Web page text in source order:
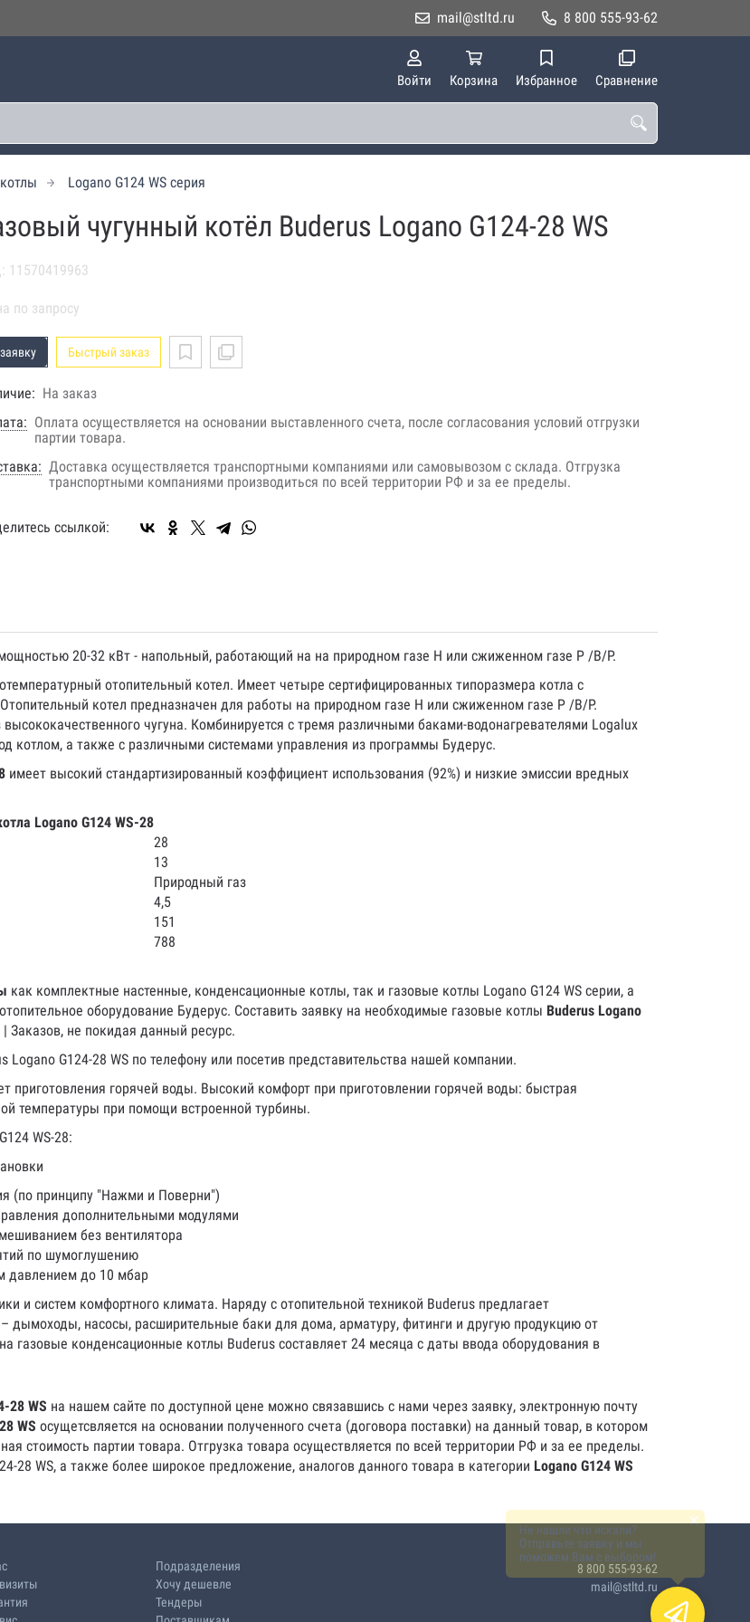
8 800 555-93-62
mail@stltd.ru
Войти Корзина Избранное Сравнение
Logano G124 WS серия
чугунный котёл Buderus Logano G124-28 WS
11570419963
по запросу
Быстрый заказ
На заказ
Оплата осуществляется на основании выставленного счета, после согласования условий отгрузки
партии товара.
Доставка осуществляется транспортными компаниями или самовывозом с склада. Отгрузка
транспортными компаниями производиться по всей территории РФ и за ее пределы.
ссылкой:
20-32 кВт - напольный, работающий на на природном газе H или сжиженном газе P /B/P.
отопительный котел. Имеет четыре сертифицированных типоразмера котла с
котел предназначен для работы на природном газе H или сжиженном газе P /B/P.
чугуна. Комбинируется с тремя различными баками-водонагревателями Logalux
котлом, а также с различными системами управления из программы Будерус.
имеет высокий стандартизированный коэффициент использования (92%) и низкие эмиссии вредных
Logano G124 WS-28
28
13
Природный газ
4,5
151
788
как комплектные настенные, конденсационные котлы, так и газовые котлы Logano G124 WS серии, а
оборудование Будерус. Составить заявку на необходимые газовые котлы Buderus Logano
Заказов, не покидая данный ресурс.
G124-28 WS по телефону или посетив представительства нашей компании.
приготовления горячей воды. Высокий комфорт при приготовлении горячей воды: быстрая
температуры при помощи встроенной турбины.
WS-28:
(по принципу "Нажми и Поверни")
дополнительными модулями
без вентилятора
по шумоглушению
давлением до 10 мбар
и систем комфортного климата. Наряду с отопительной техникой Buderus предлагает
дымоходы, насосы, расширительные баки для дома, арматуру, фитинги и другую продукцию от
газовые конденсационные котлы Buderus составляет 24 месяца с даты ввода оборудования в
28 WS на нашем сайте по доступной цене можно связавшись с нами через заявку, электронную почту
WS осущетсвляется на основании полученного счета (договора поставки) на данный товар, в котором
стоимость партии товара. Отгрузка товара осуществляется по всей территории РФ и за ее пределы.
28 WS, а также более широкое предложение, аналогов данного товара в категории Logano G124 WS
Подразделения
Хочу дешевле
Тендеры
8 800 555-93-62
mail@stltd.ru
Не нашли что искали?
Отправьте заявку и мы
поможем Вам с выбором!
×